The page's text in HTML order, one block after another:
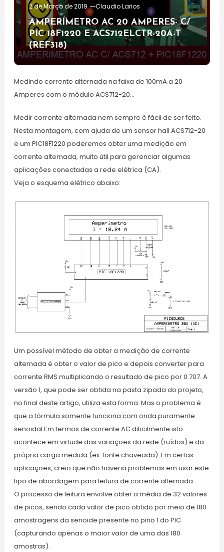
2 de Março de 2019
Claudio Larios
AMPERÍMETRO AC 20 AMPERES- C/
PIC 18F1220 E ACS712ELCTR-20A-T
(REF318)
Medindo corrente alternada na faixa de 100mA a 20
Amperes com o módulo ACS712-20…
Medir corrente alternada nem sempre é fácil de ser feito.
Nesta montagem, com ajuda de um sensor hall ACS712-20
e um PIC18F1220 poderemos obter uma medição em
corrente alternada, muito útil para gerenciar algumas
aplicações conectadas a rede elétrica (CA).
Veja o esquema elétrico abaixo:
Um possível método de obter a medição de corrente
alternada é obter o valor de pico e depois converter para
corrente RMS multiplicando o resultado de pico por 0.707. A
versão 1, que pode ser obtida na pasta zipada do projeto,
no final deste artigo, utiliza esta forma. Mas o problema é
que a fórmula somente funciona com onda puramente
senoidal.Em termos de corrente AC dificilmente isto
acontece em virtude das variações da rede (ruídos) e da
própria carga medida (ex. fonte chaveada). Em certas
aplicações, creio que não haveria problemas em usar este
tipo de abordagem para leitura de corrente alternada.
O processo de leitura envolve obter a média de 32 valores
de picos, sendo cada valor de pico obtido por meio de 180
amostragens da senoide presente no pino 1 do PIC
(capturando apenas o maior valor de uma das 180
amostras).